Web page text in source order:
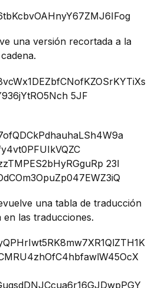
una versión recortada a la
una tabla de traducción
en las traducciones.